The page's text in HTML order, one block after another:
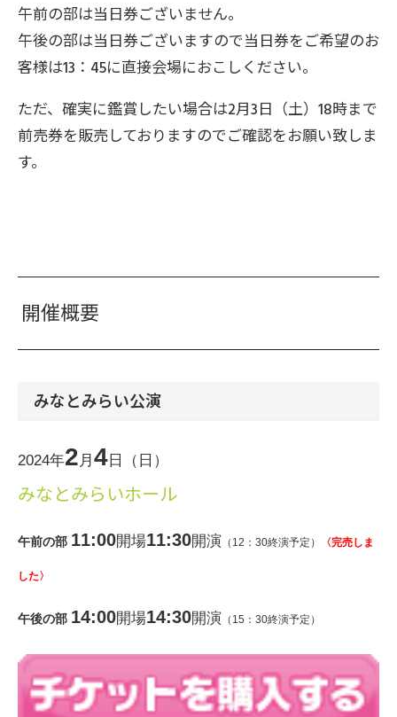
午前の部は当日券ございません。
午後の部は当日券ございますので当日券をご希望のお
客様は13：45に直接会場におこしください。
ただ、確実に鑑賞したい場合は2月3日（土）18時まで
前売券を販売しておりますのでご確認をお願い致しま
す。
開催概要
みなとみらい公演
2024年2 月 4 日（日）
みなとみらいホール
午前の部 11:00開場11:30開演 （ 12 ： 30終演予定） 〈完売しま
した〉
午後の部 14:00開場14:30開演 （ 15 ： 30終演予定）